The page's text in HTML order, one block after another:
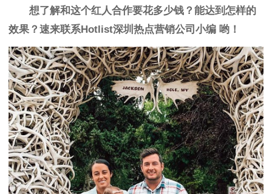
想了解和这个红人合作要花多少钱？能达到怎样的
效果？ 速来联系Hotlist深圳热点营销公司小编 哟 ！